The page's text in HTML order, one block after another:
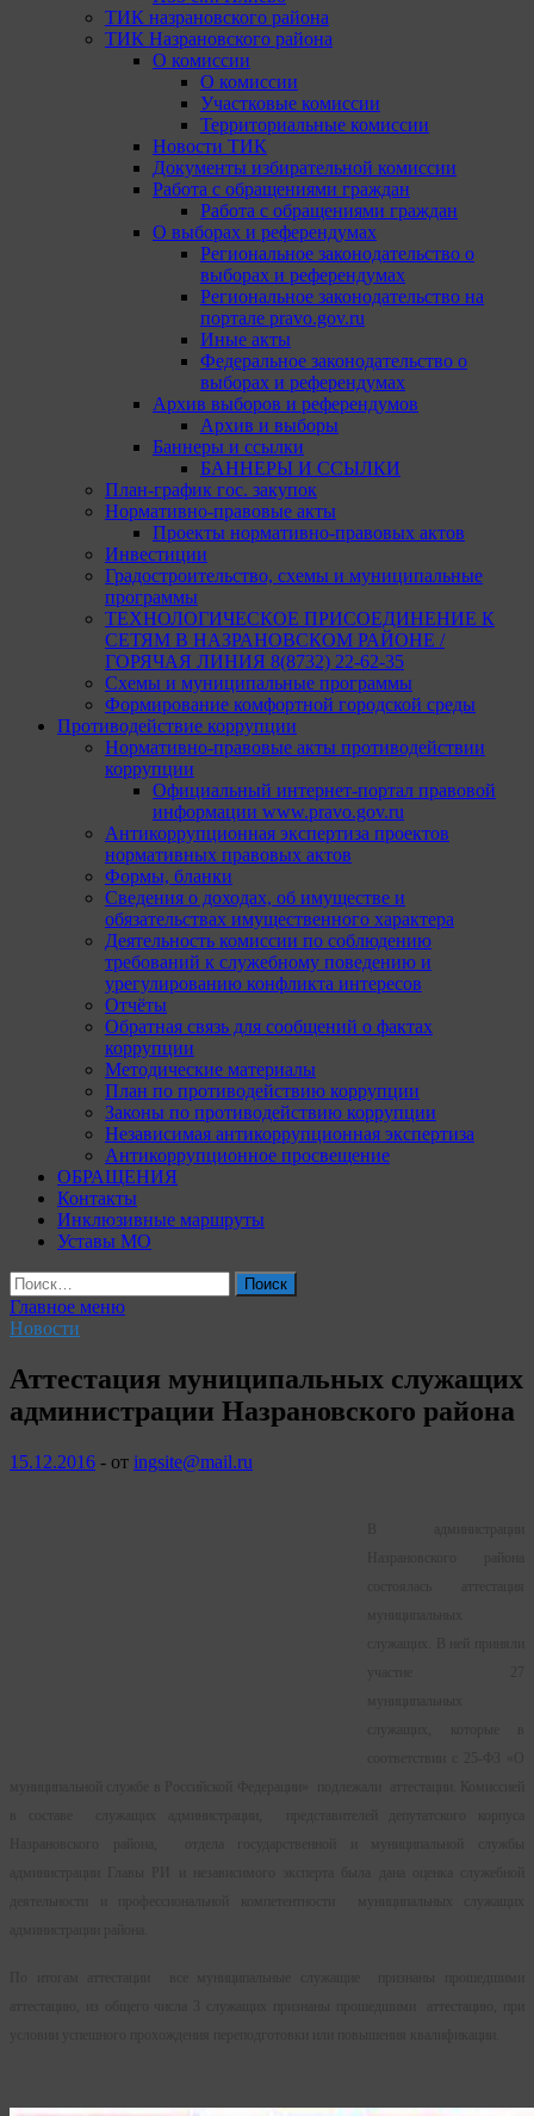
ТИК назрановского района
ТИК Назрановского района
О комиссии
О комиссии
Участковые комиссии
Территориальные комиссии
Новости ТИК
Документы избирательной комиссии
Работа с обращениями граждан
Работа с обращениями граждан
О выборах и референдумах
Региональное законодательство о
выборах и референдумах
Региональное законодательство на
портале pravo.gov.ru
Иные акты
Федеральное законодательство о
выборах и референдумах
Архив выборов и референдумов
Архив и выборы
Баннеры и ссылки
БАННЕРЫ И ССЫЛКИ
План-график гос. закупок
Нормативно-правовые акты
Проекты нормативно-правовых актов
Инвестиции
Градостроительство, схемы и муниципальные
программы
ТЕХНОЛОГИЧЕСКОЕ ПРИСОЕДИНЕНИЕ К
СЕТЯМ В НАЗРАНОВСКОМ РАЙОНЕ /
ГОРЯЧАЯ ЛИНИЯ 8(8732) 22-62-35
Схемы и муниципальные программы
Формирование комфортной городской среды
Противодействие коррупции
Нормативно-правовые акты противодействии
коррупции
Официальный интернет-портал правовой
информации www.pravo.gov.ru
Антикоррупционная экспертиза проектов
нормативных правовых актов
Формы, бланки
Сведения о доходах, об имуществе и
обязательствах имущественного характера
Деятельность комиссии по соблюдению
требований к служебному поведению и
урегулированию конфликта интересов
Отчёты
Обратная связь для сообщений о фактах
коррупции
Методические материалы
План по противодействию коррупции
Законы по противодействию коррупции
Независимая антикоррупционная экспертиза
Антикоррупционное просвещение
ОБРАЩЕНИЯ
Контакты
Инклюзивные маршруты
Уставы МО
Найти:
Главное меню
Новости
Аттестация муниципальных служащих
администрации Назрановского района
15.12.2016 - от ingsite@mail.ru